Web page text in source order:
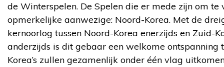
de Winterspelen. De Spelen die er mede zijn om te
opmerkelijke aanwezige: Noord-Korea. Met de
kernoorlog tussen Noord-Korea enerzijds en Zuid-
anderzijds is dit gebaar een welkome ontspanning
Korea’s zullen gezamenlijk onder één vlag